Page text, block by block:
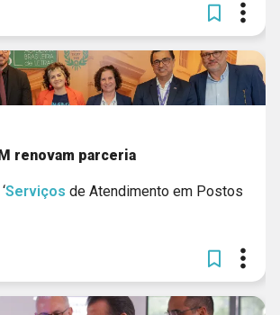
renovam parceria
Serviços de Atendimento em Postos